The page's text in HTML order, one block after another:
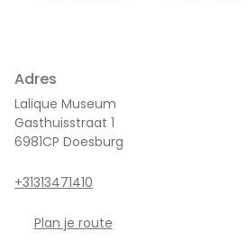
Adres
Lalique Museum
Gasthuisstraat 1
6981CP Doesburg
+31313471410
Plan je route